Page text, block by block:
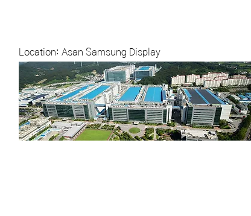
Location: Asan Samsung Display